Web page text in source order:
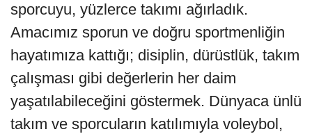
sporcuyu, yüzlerce takımı ağırladık.
Amacımız sporun ve doğru sportmenliğin
hayatımıza kattığı; disiplin, dürüstlük, takım
çalışması gibi değerlerin her daim
yaşatılabileceğini göstermek. Dünyaca ünlü
takım ve sporcuların katılımıyla voleybol,